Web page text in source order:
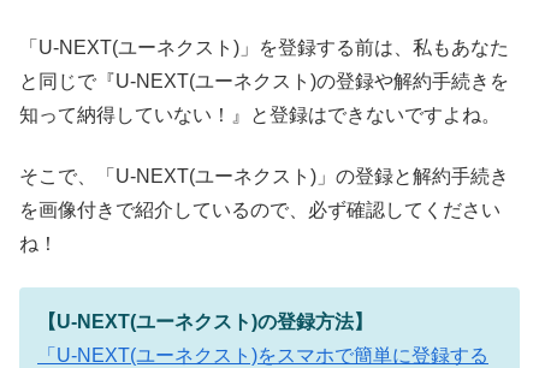
「U-NEXT(ユーネクスト)」を登録する前は、私もあなた
と同じで『U-NEXT(ユーネクスト)の登録や解約手続きを
知って納得していない！』と登録はできないですよね。
そこで、「U-NEXT(ユーネクスト)」の登録と解約手続き
を画像付きで紹介しているので、必ず確認してください
ね！
【U-NEXT(ユーネクスト)の登録方法】
「U-NEXT(ユーネクスト)をスマホで簡単に登録する